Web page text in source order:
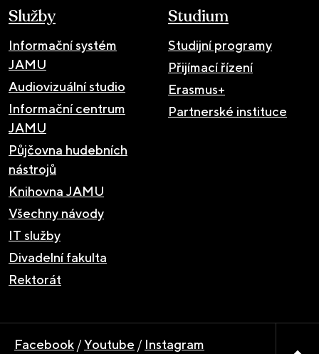
Služby
Informační systém
JAMU
Audiovizuální studio
Informační centrum
JAMU
Půjčovna hudebních
nástrojů
Knihovna JAMU
Všechny návody
IT služby
Divadelní fakulta
Rektorát
Studium
Studijní programy
Přijímací řízení
Erasmus+
Partnerské instituce
Facebook /Youtube / Instagram